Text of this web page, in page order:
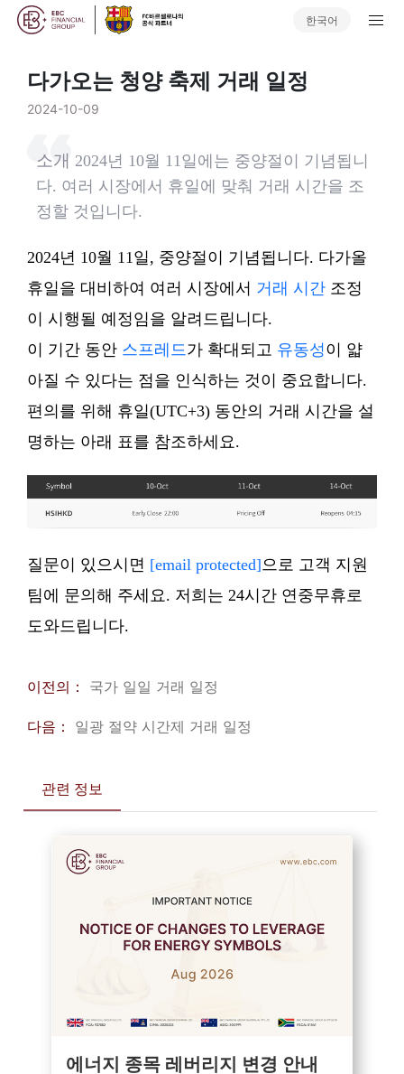
한국어
다가오는 청양 축제 거래 일정
2024-10-09
소개 2024년 10월 11일에는 중양절이 기념됩니
다. 여러 시장에서 휴일에 맞춰 거래 시간을 조
정할 것입니다.
2024년 10월 11일, 중양절이 기념됩니다. 다가올
휴일을 대비하여 여러 시장에서 거래 시간 조정
이 시행될 예정임을 알려드립니다.
이 기간 동안 스프레드가 확대되고 유동성이 얇
아질 수 있다는 점을 인식하는 것이 중요합니다.
편의를 위해 휴일(UTC+3) 동안의 거래 시간을 설
명하는 아래 표를 참조하세요.
질문이 있으시면 [email protected]으로 고객 지원
팀에 문의해 주세요. 저희는 24시간 연중무휴로
도와드립니다.
이전의： 국가 일일 거래 일정
다음： 일광 절약 시간제 거래 일정
관련 정보
에너지 종목 레버리지 변경 안내